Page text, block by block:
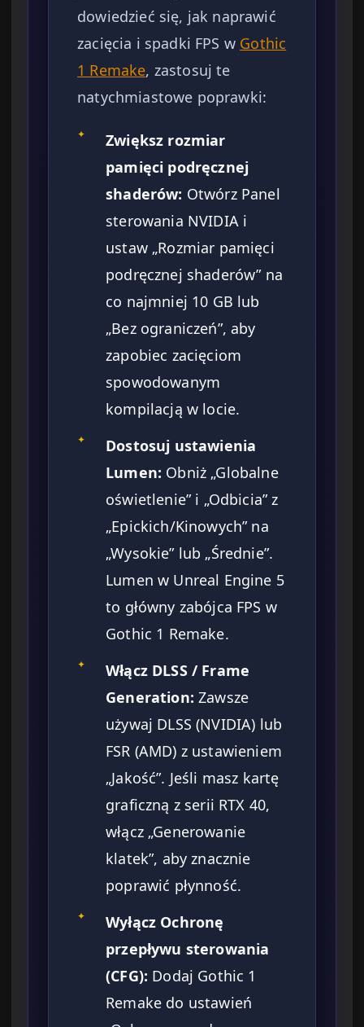
dowiedzieć się, jak naprawić
zacięcia i spadki FPS w Gothic
1 Remake, zastosuj te
natychmiastowe poprawki:
✦
Zwiększ rozmiar
pamięci podręcznej
shaderów: Otwórz Panel
sterowania NVIDIA i
ustaw „Rozmiar pamięci
podręcznej shaderów” na
co najmniej 10 GB lub
„Bez ograniczeń”, aby
zapobiec zacięciom
spowodowanym
kompilacją w locie.
✦
Dostosuj ustawienia
Lumen: Obniż „Globalne
oświetlenie” i „Odbicia” z
„Epickich/Kinowych” na
„Wysokie” lub „Średnie”.
Lumen w Unreal Engine 5
to główny zabójca FPS w
Gothic 1 Remake.
✦
Włącz DLSS / Frame
Generation: Zawsze
używaj DLSS (NVIDIA) lub
FSR (AMD) z ustawieniem
„Jakość”. Jeśli masz kartę
graficzną z serii RTX 40,
włącz „Generowanie
klatek”, aby znacznie
poprawić płynność.
✦
Wyłącz Ochronę
przepływu sterowania
(CFG): Dodaj Gothic 1
Remake do ustawień